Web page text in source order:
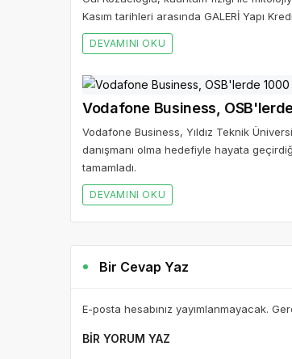
Kasım tarihleri arasında GALERİ Yapı
DEVAMINI OKU
Vodafone Business,
Vodafone Business, Yıldız Teknik
danışmanı olma hedefiyle hayata
tamamladı.
DEVAMINI OKU
Bir Cevap Yaz
E-posta hesabınız yayımlanmayacak.
BIR YORUM YAZ